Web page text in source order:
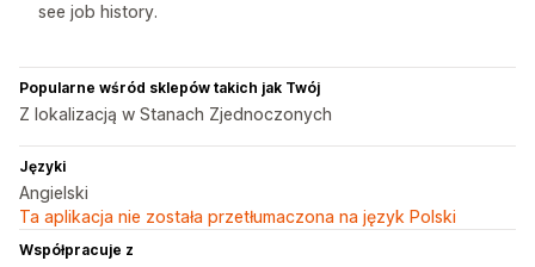
see job history.
Popularne wśród sklepów takich jak Twój
Z lokalizacją w Stanach Zjednoczonych
Języki
Angielski
Ta aplikacja nie została przetłumaczona na język Polski
Współpracuje z